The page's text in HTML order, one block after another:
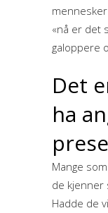
«nå er det
galoppere
Det
ha
Mange
de kjenner
Hadde de